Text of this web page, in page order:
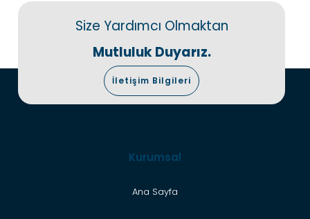
Size Yardımcı Olmaktan
Mutluluk Duyarız.
İletişim Bilgileri
Kurumsal
Ana Sayfa